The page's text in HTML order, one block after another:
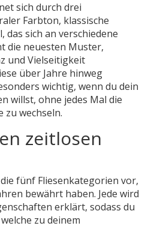
sich durch drei
Farbton, klassische
das sich an verschiedene
die neuesten Muster,
und Vielseitigkeit
über Jahre hinweg
wichtig, wenn du dein
willst, ohne jedes Mal die
zu wechseln.
zeitlosen
fünf Fliesenkategorien vor,
bewährt haben. Jede wird
erklärt, sodass du
zu deinem